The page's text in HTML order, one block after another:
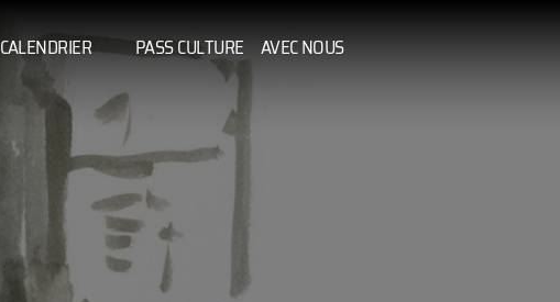
CALENDRIER PASS CULTURE AVEC NOUS